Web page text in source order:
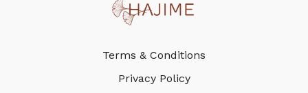
Terms & Conditions
Privacy Policy